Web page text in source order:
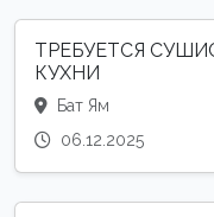
ТРЕБУЕТСЯ
КУХНИ
Бат Ям
06.12.2025